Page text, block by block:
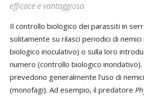
efficace e vantaggiosa
Il controllo biologico dei parassiti in
solitamente su rilasci periodici di
biologico inoculativo) o sulla loro
numero (controllo biologico
prevedono generalmente l’uso di
(monofagi). Ad esempio, il predatore